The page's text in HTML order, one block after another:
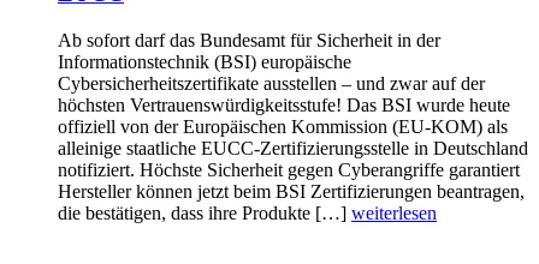
Ab sofort darf das Bundesamt für Sicherheit in der
Informationstechnik (BSI) europäische
Cybersicherheitszertifikate ausstellen – und zwar auf der
höchsten Vertrauenswürdigkeitsstufe! Das BSI wurde heute
offiziell von der Europäischen Kommission (EU-KOM) als
alleinige staatliche EUCC-Zertifizierungsstelle in Deutschland
notifiziert. Höchste Sicherheit gegen Cyberangriffe garantiert
Hersteller können jetzt beim BSI Zertifizierungen beantragen,
die bestätigen, dass ihre Produkte […] weiterlesen